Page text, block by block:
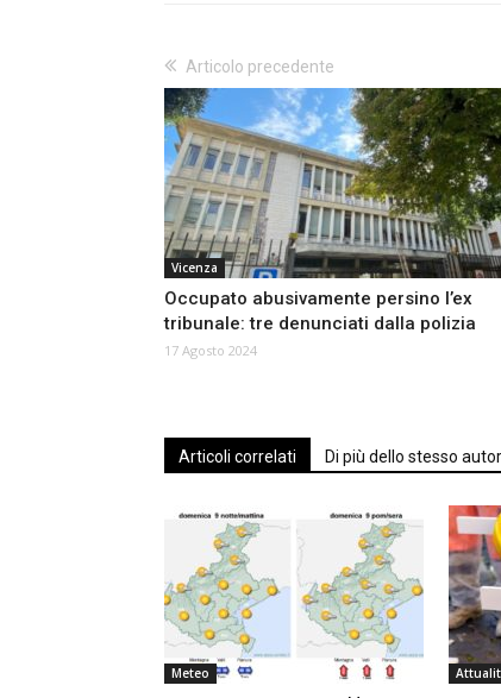
Articolo precedente
Vicenza
Occupato abusivamente persino l’ex
tribunale: tre denunciati dalla polizia
17 Agosto 2024
Articoli correlati Di più dello stesso
Meteo